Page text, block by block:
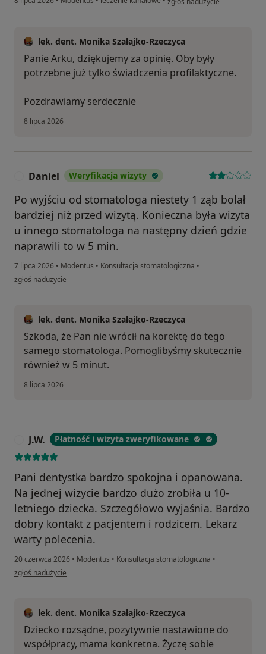
lek. dent. Monika Szałajko-Rzeczyca
Panie Arku, dziękujemy za opinię. Oby były
potrzebne już tylko świadczenia profilaktyczne.
Pozdrawiamy serdecznie
8 lipca 2026
Daniel Weryfikacja wizyty
Po wyjściu od stomatologa niestety 1 ząb bolał
bardziej niż przed wizytą. Konieczna była wizyta
u innego stomatologa na następny dzień gdzie
naprawili to w 5 min.
7 lipca 2026 • Modentus • Konsultacja stomatologiczna •
w opinii użytkownika Daniel
zgłoś nadużycie
lek. dent. Monika Szałajko-Rzeczyca
Szkoda, że Pan nie wrócił na korektę do tego
samego stomatologa. Pomoglibyśmy skutecznie
również w 5 minut.
8 lipca 2026
J.W. Płatność i wizyta zweryfikowane
Pani dentystka bardzo spokojna i opanowana.
Na jednej wizycie bardzo dużo zrobiła u 10-
letniego dziecka. Szczegółowo wyjaśnia. Bardzo
dobry kontakt z pacjentem i rodzicem. Lekarz
warty polecenia.
20 czerwca 2026 • Modentus • Konsultacja stomatologiczna •
w opinii użytkownika J.W.
zgłoś nadużycie
lek. dent. Monika Szałajko-Rzeczyca
Dziecko rozsądne, pozytywnie nastawione do
współpracy, mama konkretna. Życzę sobie